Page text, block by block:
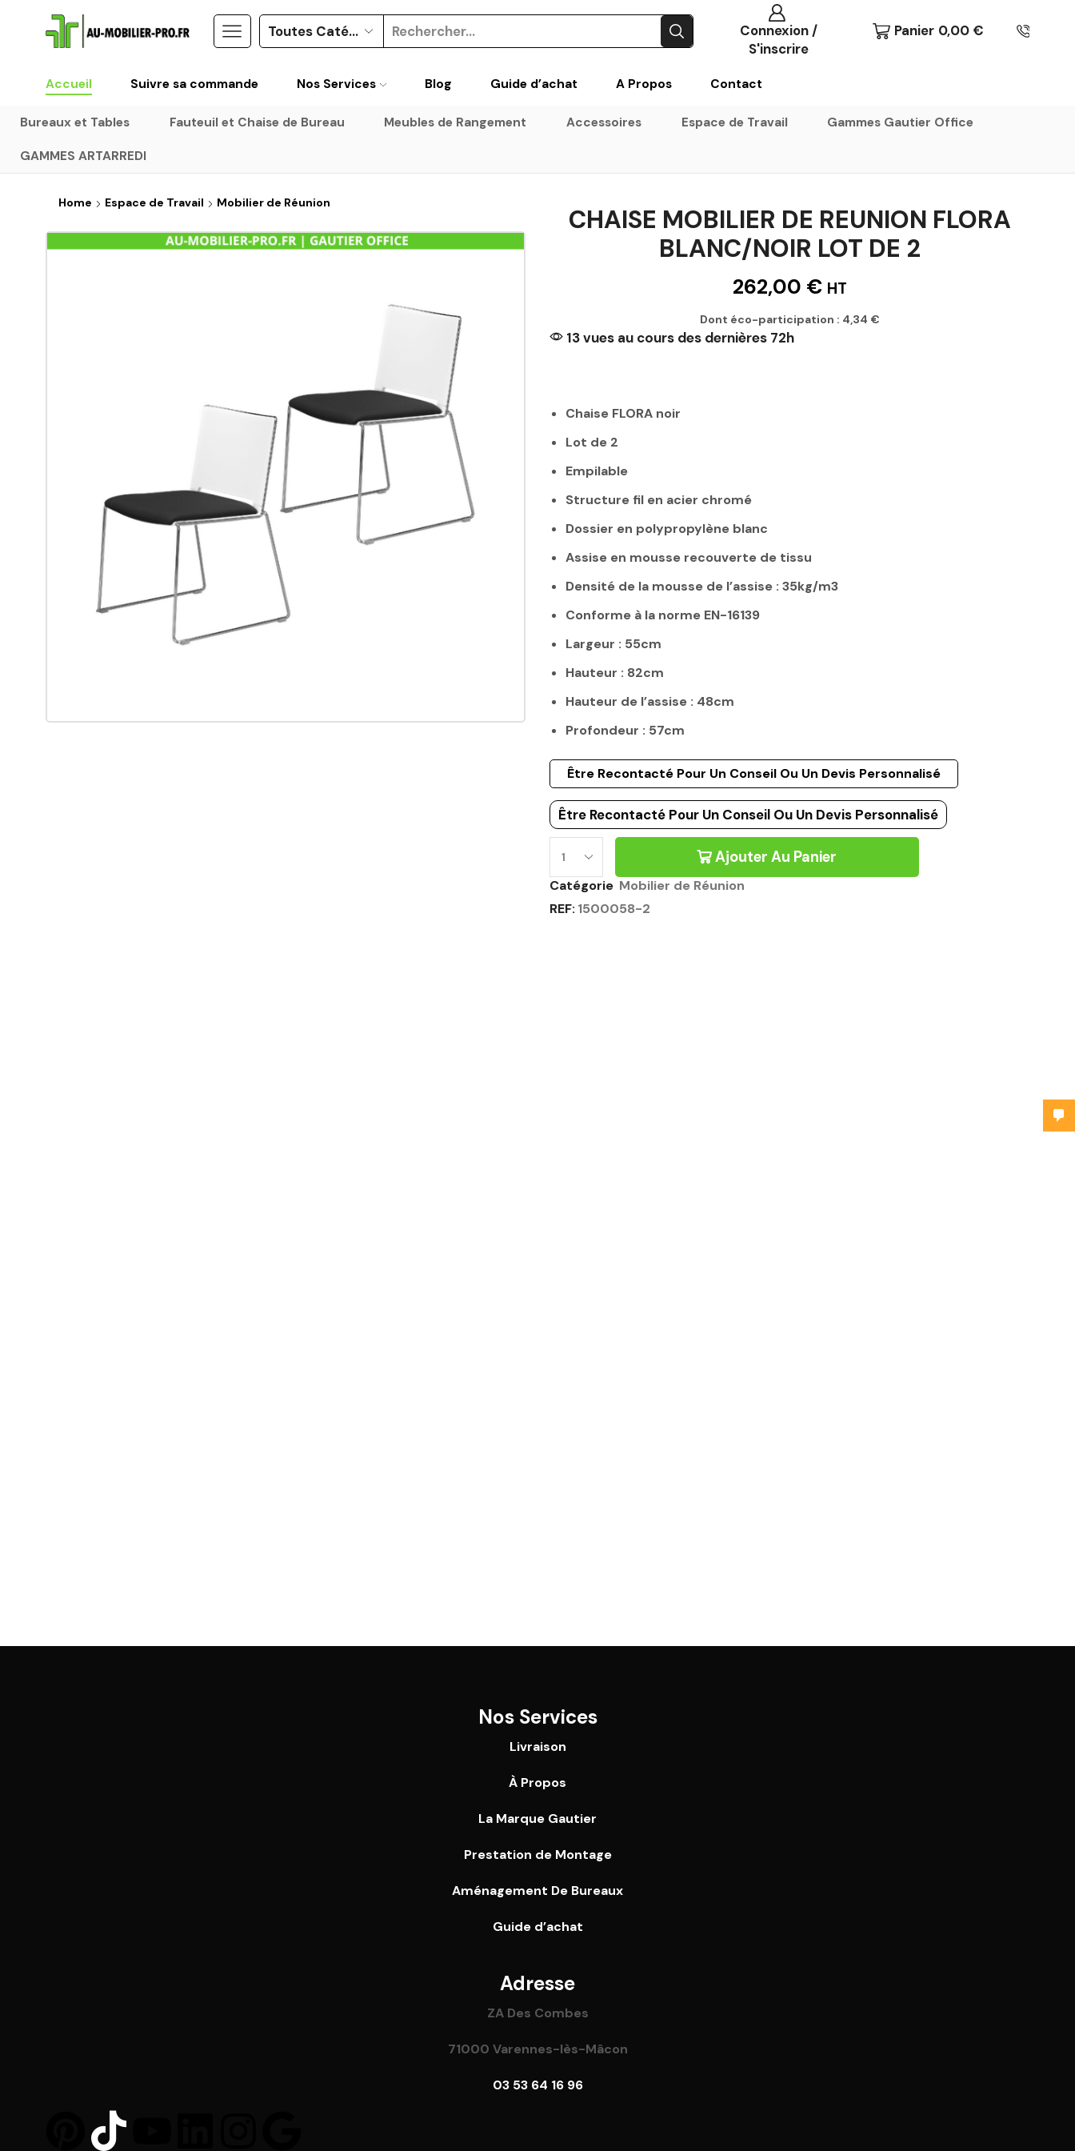
Connexion /
S'inscrire
Panier 0,00 €
Accueil Suivre sa commande Nos Services Blog Guide d’achat A Propos Contact
Bureaux et Tables Fauteuil et Chaise de Bureau Meubles de Rangement Accessoires Espace de Travail Gammes Gautier Office
GAMMES ARTARREDI
Home Espace de Travail Mobilier de Réunion
CHAISE MOBILIER DE REUNION FLORA
BLANC/NOIR LOT DE 2
262,00 € HT
Dont éco-participation : 4,34 €
13 vues au cours des dernières 72h
Chaise FLORA noir
Lot de 2
Empilable
Structure fil en acier chromé
Dossier en polypropylène blanc
Assise en mousse recouverte de tissu
Densité de la mousse de l’assise : 35kg/m3
Conforme à la norme EN-16139
Largeur : 55cm
Hauteur : 82cm
Hauteur de l’assise : 48cm
Profondeur : 57cm
Être Recontacté Pour Un Conseil Ou Un Devis Personnalisé
Être Recontacté Pour Un Conseil Ou Un Devis Personnalisé
Ajouter Au Panier
Catégorie Mobilier de Réunion
REF: 1500058-2
Nos Services
Livraison
À Propos
La Marque Gautier
Prestation de Montage
Aménagement De Bureaux
Guide d’achat
Adresse
ZA Des Combes
71000 Varennes-lès-Mâcon
03 53 64 16 96